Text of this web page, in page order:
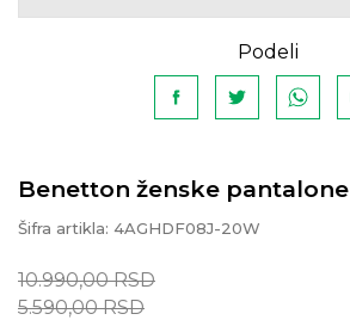
Podeli
Benetton ženske pantalone
Šifra artikla: 4AGHDF08J-20W
10.990,00 RSD
5.590,00 RSD